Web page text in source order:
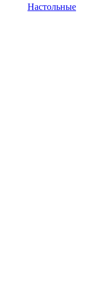
Настольные